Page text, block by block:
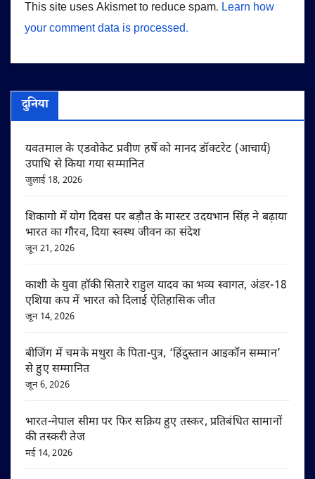
This site uses Akismet to reduce spam. Learn how
your comment data is processed.
दुनिया
यवतमाल के एडवोकेट प्रवीण हर्षे को मानद डॉक्टरेट (आचार्य)
उपाधि से किया गया सम्मानित
जुलाई 18, 2026
शिकागो में योग दिवस पर बड़ौत के मास्टर उदयभान सिंह ने बढ़ाया
भारत का गौरव, दिया स्वस्थ जीवन का संदेश
जून 21, 2026
काशी के युवा हॉकी सितारे राहुल यादव का भव्य स्वागत, अंडर-18
एशिया कप में भारत को दिलाई ऐतिहासिक जीत
जून 14, 2026
बीजिंग में चमके मथुरा के पिता-पुत्र, ‘हिंदुस्तान आइकॉन सम्मान’
से हुए सम्मानित
जून 6, 2026
भारत-नेपाल सीमा पर फिर सक्रिय हुए तस्कर, प्रतिबंधित सामानों
की तस्करी तेज
मई 14, 2026